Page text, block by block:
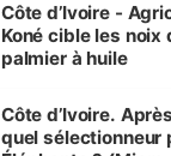
Côte d’Ivoire -
Koné cible les noix
palmier à huile
Côte d’Ivoire.
quel sélectionneur